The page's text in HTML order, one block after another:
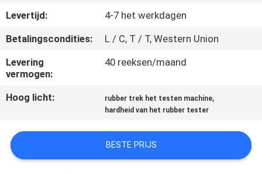
OM EEN
CITAAT
VR
SITEMAP
Levertijd:
4-7 het werkdagen
Betalingscondities:
L / C, T / T, Western Union
Levering
vermogen:
40 reeksen/maand
Hoog licht: rubber trek het testen machine,
hardheid van het rubber tester
BESTE PRIJS